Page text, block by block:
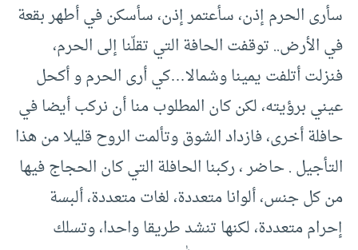
سأرى الحرم إذن، سأعتمر إذن، سأسكن في أطهر بقعة
في الأرض.. توقفت الحافة التي تقلّنا إلى الحرم،
فنزلت أتلفت يمينا وشمالا…كي أرى الحرم و أكحل
عيني برؤيته، لكن كان المطلوب منا أن نركب أيضا في
حافلة أخرى، فازداد الشوق وتألمت الروح قليلا من هذا
التأجيل . حاضر ، ركبنا الحافلة التي كان الحجاج فيها
من كل جنس، ألوانا متعددة، لغات متعددة، ألبسة
إحرام متعددة، لكنها تنشد طريقا واحدا، وتسلك